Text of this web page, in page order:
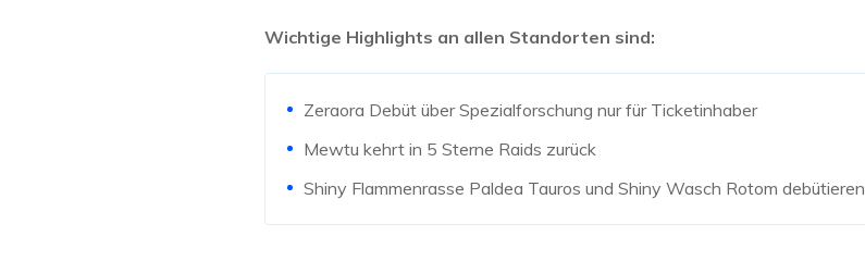
Wichtige Highlights an allen Standorten sind:
Zeraora Debüt über Spezialforschung nur für Ticketinhaber
Mewtu kehrt in 5 Sterne Raids zurück
Shiny Flammenrasse Paldea Tauros und Shiny Wasch Rotom debütieren